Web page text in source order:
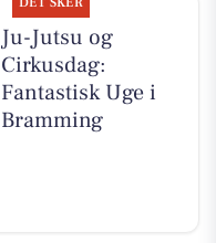
Ju-Jutsu og
Cirkusdag:
Fantastisk Uge i
Bramming